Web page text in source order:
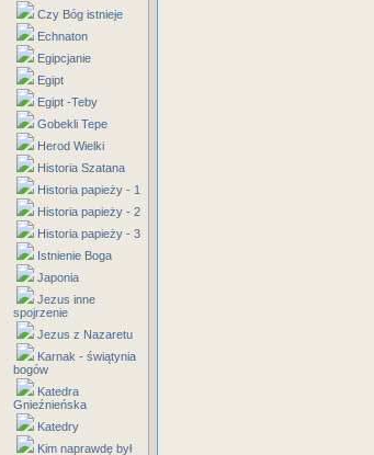
Czy Bóg istnieje
Echnaton
Egipcjanie
Egipt
Egipt -Teby
Gobekli Tepe
Herod Wielki
Historia Szatana
Historia papieży - 1
Historia papieży - 2
Historia papieży - 3
Istnienie Boga
Japonia
Jezus inne
spojrzenie
Jezus z Nazaretu
Karnak - świątynia
bogów
Katedra
Gnieźnieńska
Katedry
Kim naprawdę był